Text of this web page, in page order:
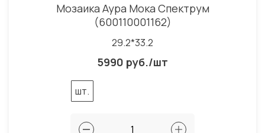
Мозаика Аура Мока Спектрум
(600110001162)
29.2*33.2
5990 руб./шт
шт.